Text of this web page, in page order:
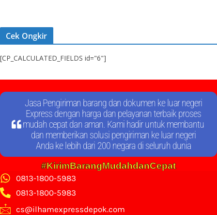
Cek Ongkir
[CP_CALCULATED_FIELDS id="6"]
Jasa Pengiriman barang dan dokumen ke luar negeri
Express dengan harga dan pelayanan terbaik proses
mudah cepat dan aman. Kami hadir untuk membantu
dan memberikan solusi pengiriman ke luar negeri
Anda ke lebih dari 200 negara di seluruh dunia
#KirimBarangMudahdanCepat
0813-1800-5983
0813-1800-5983
cs@ilhamexpressdepok.com